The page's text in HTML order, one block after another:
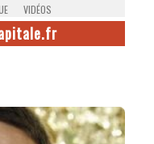
VIDÉOS